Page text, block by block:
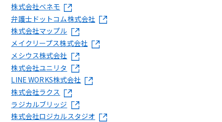
株式会社ベネモ
弁護士ドットコム株式会社
株式会社マップル
メイクリープス株式会社
メシウス株式会社
株式会社ユニリタ
LINE WORKS株式会社
株式会社ラクス
ラジカルブリッジ
株式会社ロジカルスタジオ